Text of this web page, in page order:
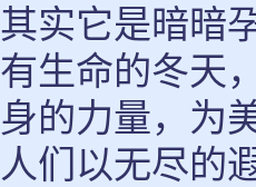
其实它是暗暗
有生命的冬天
身的力量，为
人们以无尽的